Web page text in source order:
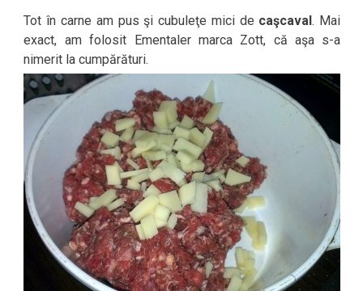
Tot în carne am pus şi cubuleţe mici de caşcaval. Mai
exact, am folosit Ementaler marca Zott, că aşa s-a
nimerit la cumpărături.